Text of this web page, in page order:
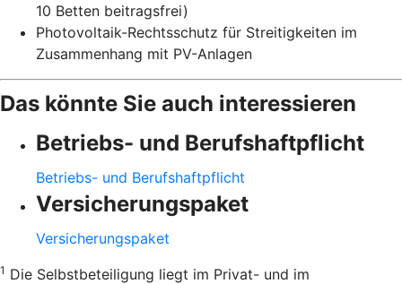
10 Betten beitragsfrei)
Photovoltaik-Rechtsschutz für Streitigkeiten im
Zusammenhang mit PV-Anlagen
Das könnte Sie auch interessieren
Betriebs- und Berufshaftpflicht
Betriebs- und Berufshaftpflicht
Versicherungspaket
Versicherungspaket
1 Die Selbstbeteiligung liegt im Privat- und im